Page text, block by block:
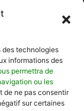
des technologies
informations des
permettra de
ou les
de ne pas consentir
sur certaines